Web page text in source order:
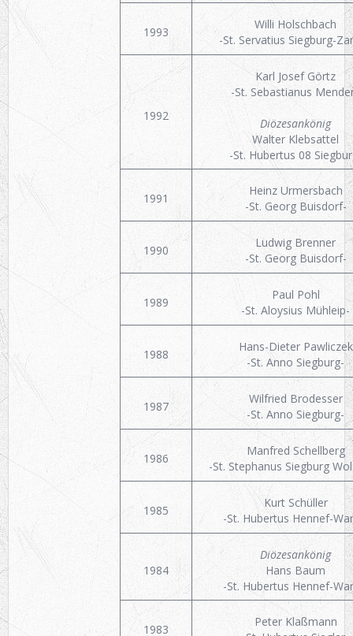
1993
Willi Holschbach
-St. Servatius Siegburg-
1992
Karl Josef Görtz
-St. Sebastianus
Diözesankönig
Walter Klebsattel
-St. Hubertus 08
1991
Heinz Urmersbach
-St. Georg Buisdorf-
1990
Ludwig Brenner
-St. Georg Buisdorf-
1989
Paul Pohl
-St. Aloysius Mühleip-
1988
Hans-Dieter Pawliczek
-St. Anno Siegburg-
1987
Wilfried Brodesser
-St. Anno Siegburg-
1986
Manfred Schellberg
-St. Stephanus Siegburg
1985
Kurt Schüller
-St. Hubertus Hennef-
1984
Diözesankönig
Hans Baum
-St. Hubertus Hennef-
1983
Peter Klaßmann